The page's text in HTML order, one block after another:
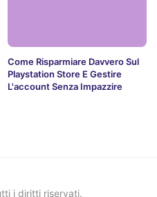
Come Risparmiare Davvero Sul
Playstation Store E Gestire
L'account Senza Impazzire
i diritti riservati.